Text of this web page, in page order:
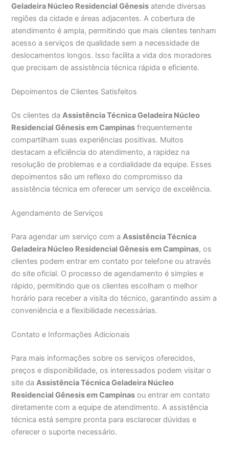
Geladeira Núcleo Residencial Gênesis atende diversas
regiões da cidade e áreas adjacentes. A cobertura de
atendimento é ampla, permitindo que mais clientes tenham
acesso a serviços de qualidade sem a necessidade de
deslocamentos longos. Isso facilita a vida dos moradores
que precisam de assistência técnica rápida e eficiente.
Depoimentos de Clientes Satisfeitos
Os clientes daAssistência Técnica Geladeira Núcleo
Residencial Gênesis em Campinas frequentemente
compartilham suas experiências positivas. Muitos
destacam a eficiência do atendimento, a rapidez na
resolução de problemas e a cordialidade da equipe. Esses
depoimentos são um reflexo do compromisso da
assistência técnica em oferecer um serviço de excelência.
Agendamento de Serviços
Para agendar um serviço com aAssistência Técnica
Geladeira Núcleo Residencial Gênesis em Campinas, os
clientes podem entrar em contato por telefone ou através
do site oficial. O processo de agendamento é simples e
rápido, permitindo que os clientes escolham o melhor
horário para receber a visita do técnico, garantindo assim a
conveniência e a flexibilidade necessárias.
Contato e Informações Adicionais
Para mais informações sobre os serviços oferecidos,
preços e disponibilidade, os interessados podem visitar o
site daAssistência Técnica Geladeira Núcleo
Residencial Gênesis em Campinas ou entrar em contato
diretamente com a equipe de atendimento. A assistência
técnica está sempre pronta para esclarecer dúvidas e
oferecer o suporte necessário.